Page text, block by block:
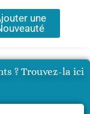
une
? Trouvez-la ici